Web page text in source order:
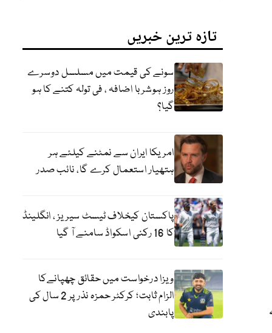
تازہ ترین خبریں
سونے کی قیمت میں مسلسل دوسرے
روز ہوشربا اضافہ ، فی تولہ کتنے کا ہو
گیا؟
امریکا ایران سے نمٹنے کیلئے ہر
ہتھیار استعمال کرے گا، نائب صدر
پاکستان کیخلاف ٹیسٹ سیریز ، انگلینڈ
کا 16 رکنی اسکواڈ سامنے آ گیا
ویزا درخواست میں حقائق چھپانےکا
الزام ثابت؛ کرکٹر حمزہ نذر پر 2 سال کی
پابندی